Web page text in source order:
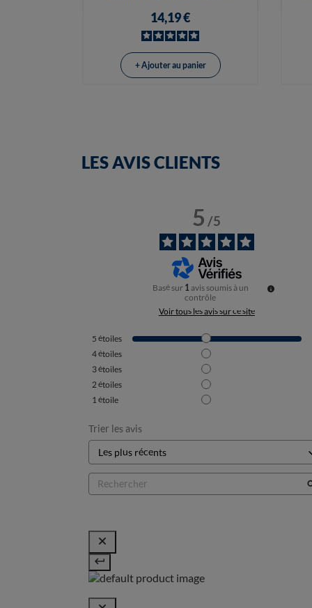
14,19 €
+ Ajouter au panier
LES AVIS CLIENTS
5/5
Basé sur 1 avis soumis à un
contrôle
Voir tous les avis sur ce site
5 étoiles
4étoiles
3étoiles
2 étoiles
1 étoile
Trier les avis